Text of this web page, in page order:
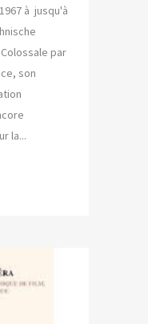
à jusqu'à
par
son
la...